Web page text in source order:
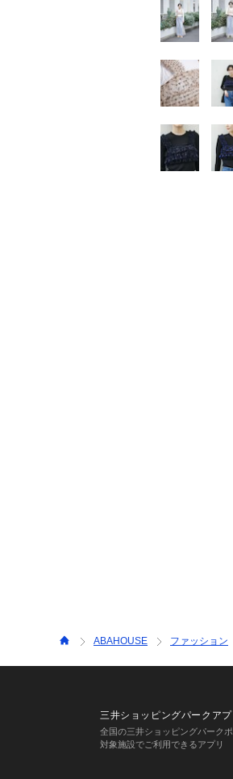
ABAHOUSE ファッション
三井ショッピングパークアプ
全国の三井ショッピングパークポ
対象施設でご利用できるアプリ